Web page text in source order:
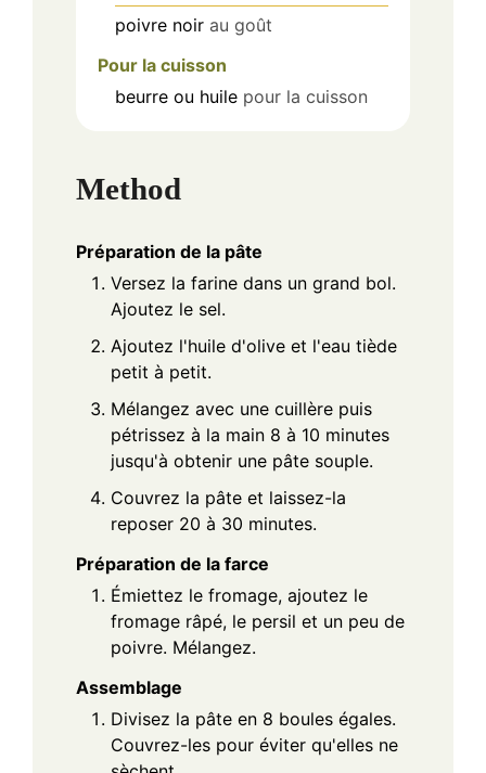
poivre noir au goût
Pour la cuisson
beurre ou huile pour la cuisson
Method
Préparation de la pâte
Versez la farine dans un grand bol.
Ajoutez le sel.
Ajoutez l'huile d'olive et l'eau tiède
petit à petit.
Mélangez avec une cuillère puis
pétrissez à la main 8 à 10 minutes
jusqu'à obtenir une pâte souple.
Couvrez la pâte et laissez-la
reposer 20 à 30 minutes.
Préparation de la farce
Émiettez le fromage, ajoutez le
fromage râpé, le persil et un peu de
poivre. Mélangez.
Assemblage
Divisez la pâte en 8 boules égales.
Couvrez-les pour éviter qu'elles ne